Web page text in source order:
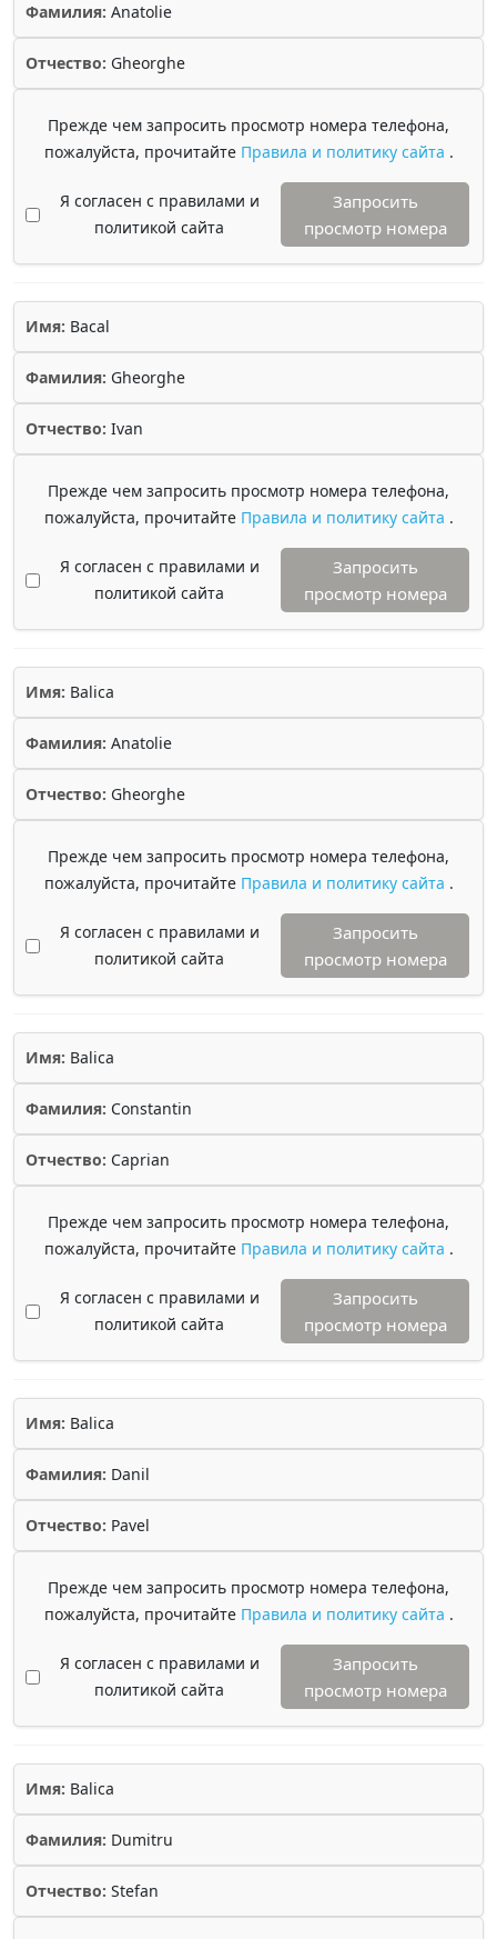
Фамилия: Anatolie
Отчество: Gheorghe
Прежде чем запросить просмотр номера телефона,
пожалуйста, прочитайте Правила и политику сайта .
Я согласен с правилами и
политикой сайта
Запросить
просмотр номера
Имя: Bacal
Фамилия: Gheorghe
Отчество: Ivan
Прежде чем запросить просмотр номера телефона,
пожалуйста, прочитайте Правила и политику сайта .
Я согласен с правилами и
политикой сайта
Запросить
просмотр номера
Имя: Balica
Фамилия: Anatolie
Отчество: Gheorghe
Прежде чем запросить просмотр номера телефона,
пожалуйста, прочитайте Правила и политику сайта .
Я согласен с правилами и
политикой сайта
Запросить
просмотр номера
Имя: Balica
Фамилия: Constantin
Отчество: Caprian
Прежде чем запросить просмотр номера телефона,
пожалуйста, прочитайте Правила и политику сайта .
Я согласен с правилами и
политикой сайта
Запросить
просмотр номера
Имя: Balica
Фамилия: Danil
Отчество: Pavel
Прежде чем запросить просмотр номера телефона,
пожалуйста, прочитайте Правила и политику сайта .
Я согласен с правилами и
политикой сайта
Запросить
просмотр номера
Имя: Balica
Фамилия: Dumitru
Отчество: Stefan